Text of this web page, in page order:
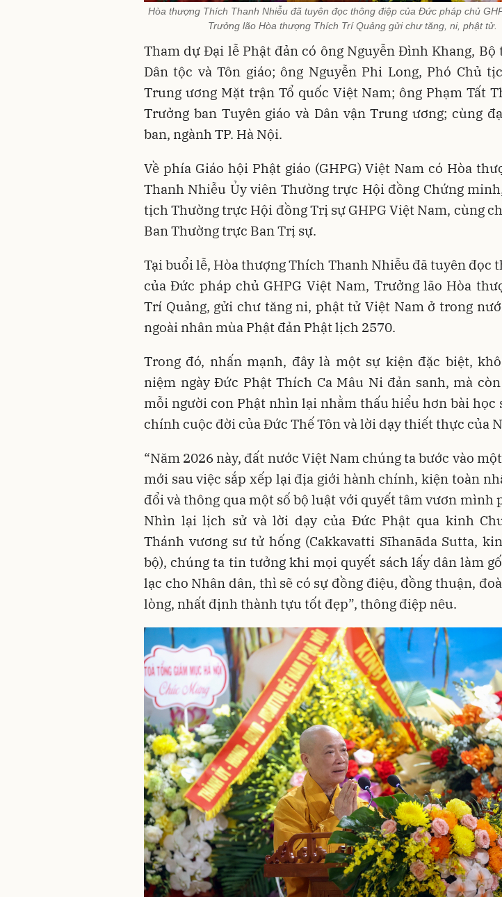
Hòa thượng Thích Thanh Nhiễu đã tuyên đọc thông điệp của Đức pháp chủ
Trưởng lão Hòa thượng Thích Trí Quảng gửi chư tăng, ni, phật tử.
Tham dự Đại lễ Phật đản có ông Nguyễn Đình Khang, Bộ
Dân tộc và Tôn giáo; ông Nguyễn Phi Long, Phó Chủ
Trung ương Mặt trận Tổ quốc Việt Nam; ông Phạm Tất
Trưởng ban Tuyên giáo và Dân vận Trung ương; cùng
ban, ngành TP. Hà Nội.
Về phía Giáo hội Phật giáo (GHPG) Việt Nam có Hòa
Thanh Nhiễu Ủy viên Thường trực Hội đồng Chứng
tịch Thường trực Hội đồng Trị sự GHPG Việt Nam, cùng
Ban Thường trực Ban Trị sự.
Tại buổi lễ, Hòa thượng Thích Thanh Nhiễu đã tuyên đọc
của Đức pháp chủ GHPG Việt Nam, Trưởng lão Hòa
Trí Quảng, gửi chư tăng ni, phật tử Việt Nam ở trong
ngoài nhân mùa Phật đản Phật lịch 2570.
Trong đó, nhấn mạnh, đây là một sự kiện đặc biệt,
niệm ngày Đức Phật Thích Ca Mâu Ni đản sanh, mà
mỗi người con Phật nhìn lại nhằm thấu hiểu hơn bài học
chính cuộc đời của Đức Thế Tôn và lời dạy thiết thực của
“Năm 2026 này, đất nước Việt Nam chúng ta bước vào
mới sau việc sắp xếp lại địa giới hành chính, kiện toàn
đổi và thông qua một số bộ luật với quyết tâm vươn mình
Nhìn lại lịch sử và lời dạy của Đức Phật qua kinh
Thánh vương sư tử hống (Cakkavatti Sīhanāda Sutta,
bộ), chúng ta tin tưởng khi mọi quyết sách lấy dân làm
lạc cho Nhân dân, thì sẽ có sự đồng điệu, đồng thuận,
lòng, nhất định thành tựu tốt đẹp”, thông điệp nêu.